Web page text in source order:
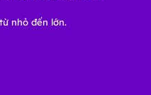
nhỏ đến lớn.